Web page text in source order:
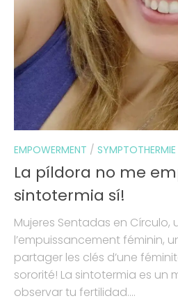
EMPOWERMENT / SYMPTOTHERMIE
La píldora no me
sintotermia sí!
Mujeres Sentadas en Círculo,
l’empuissancement féminin,
partager les clés d’une
sororité! La sintotermia es un
observar tu fertilidad....